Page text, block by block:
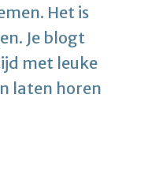
Het is
Je blogt
met leuke
laten horen